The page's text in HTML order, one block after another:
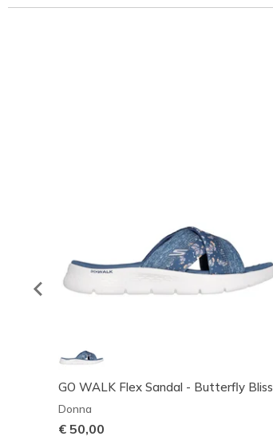
GO WALK Flex Sandal - Butterfly Bliss
Donna
€ 50,00